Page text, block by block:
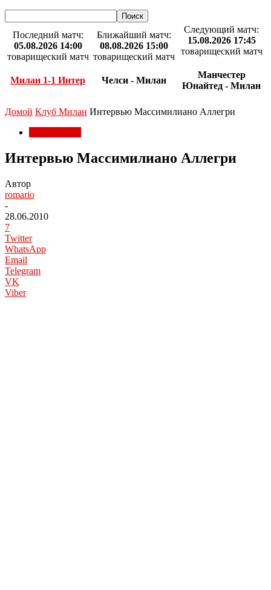
Последний матч:
05.08.2026 14:00
товарищеский матч
Милан 1-1 Интер
Ближайший матч:
08.08.2026 15:00
товарищеский матч
Челси - Милан
Следующий матч:
15.08.2026 17:45
товарищеский матч
Манчестер
Юнайтед - Милан
Домой Клуб Милан Интервью Массимилиано Аллегри
Интервью Массимилиано Аллегри
Автор
romario
-
28.06.2010
7
Twitter
WhatsApp
Email
Telegram
VK
Viber